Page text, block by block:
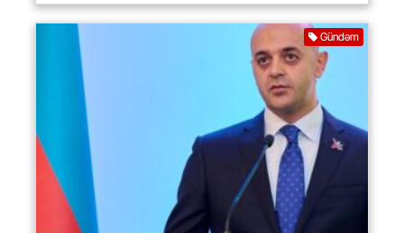
Gündəm